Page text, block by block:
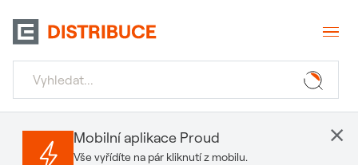
Mobilní aplikace Proud
Vše vyřídíte na pár kliknutí z mobilu.
×